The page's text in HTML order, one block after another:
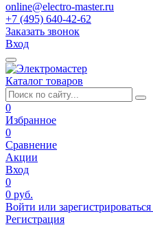
online@electro-master.ru
+7 (495) 640-42-62
Заказать звонок
Вход
Каталог товаров
0
Избранное
0
Сравнение
Акции
Вход
0
0 руб.
Войти или зарегистрироваться
Регистрация